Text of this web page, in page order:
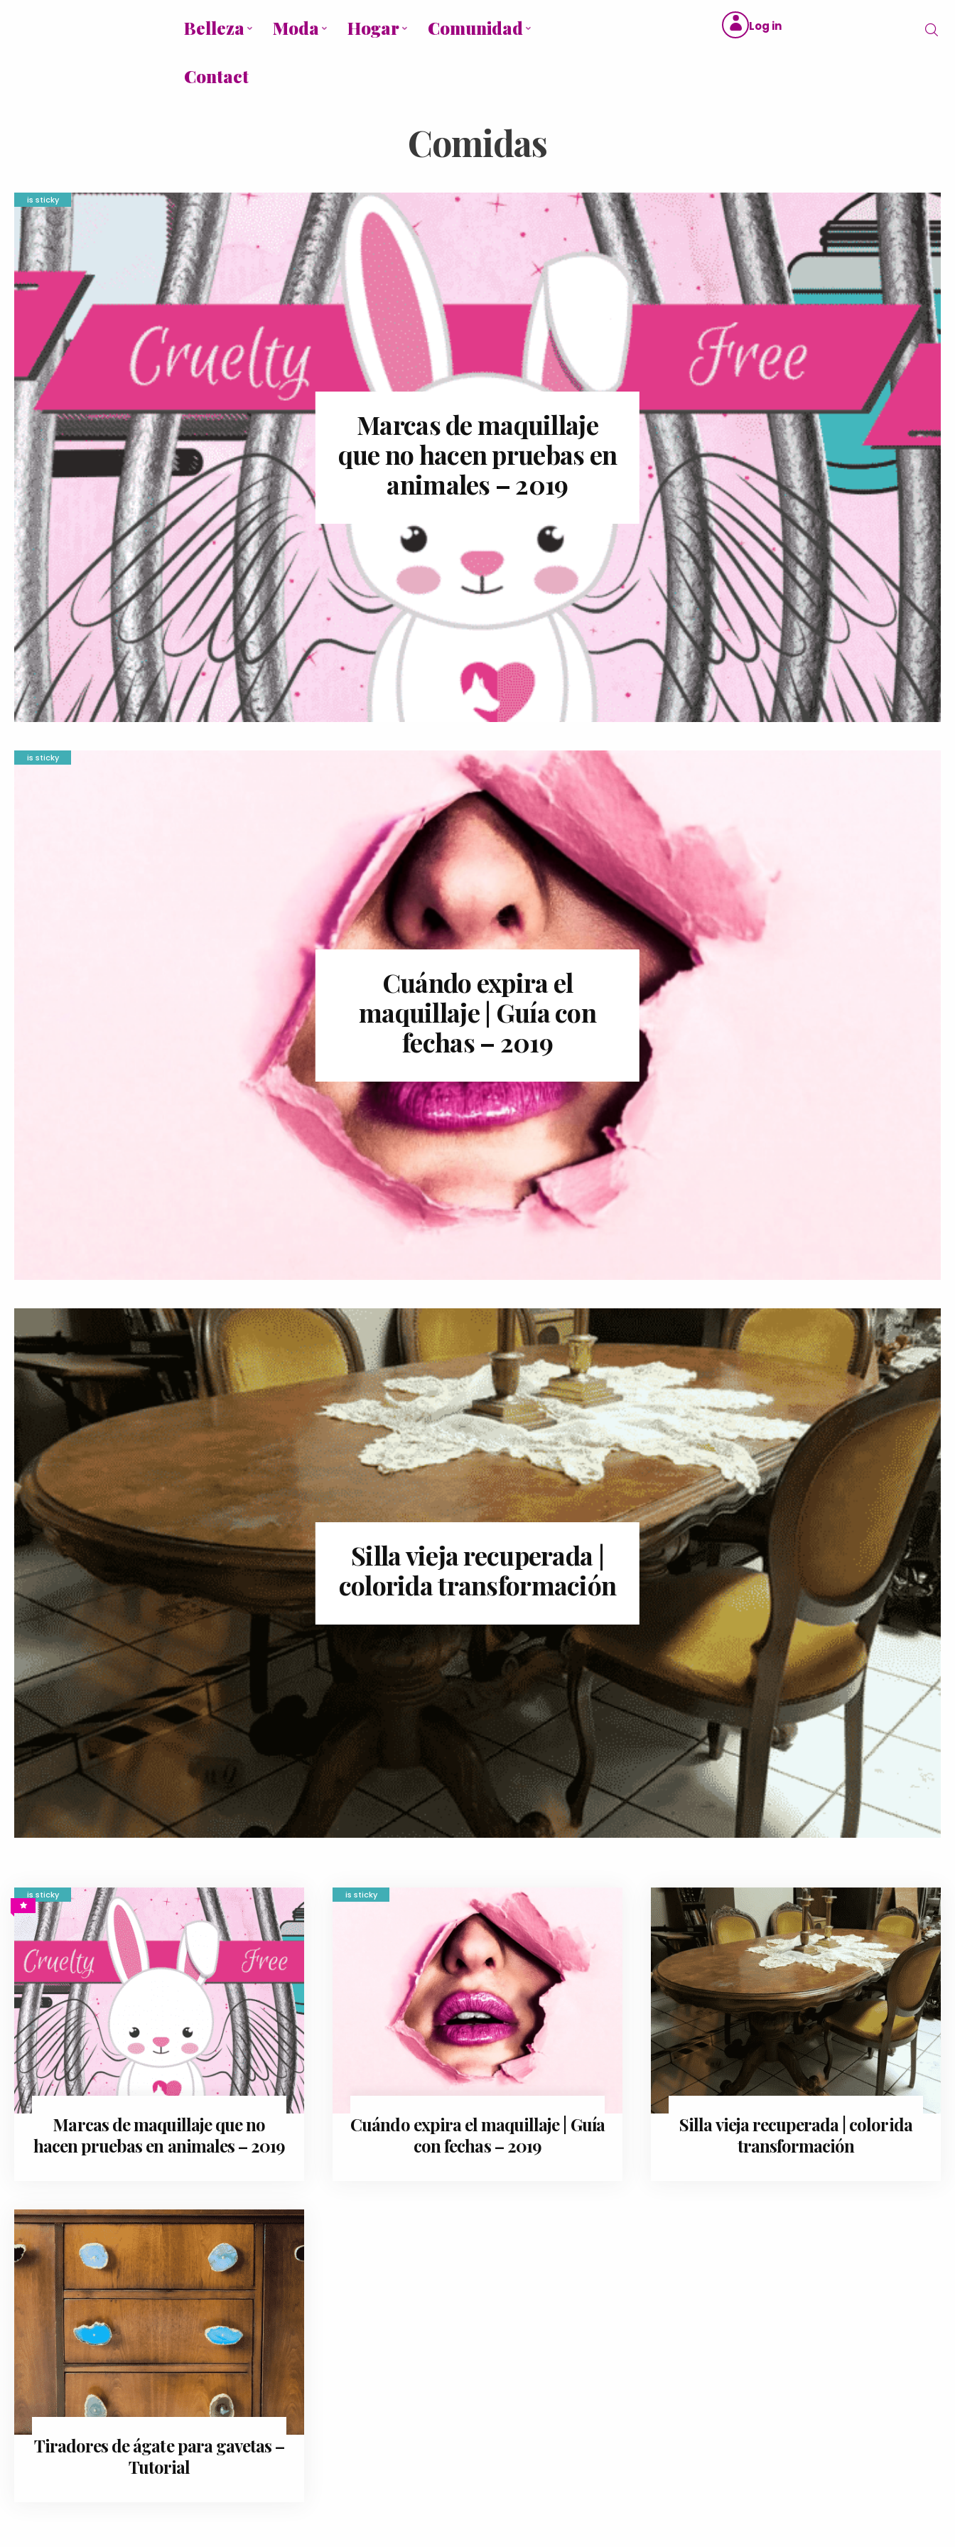
Belleza Moda Hogar Comunidad
Contact
Log in
Comidas
Marcas de maquillaje
que no hacen pruebas en
animales – 2019
is sticky
Cuándo expira el
maquillaje | Guía con
fechas – 2019
is sticky
Silla vieja recuperada |
colorida transformación
diciembre 30, 2018
is sticky
Marcas de maquillaje que no
hacen pruebas en animales – 2019
marzo 28, 2018
is sticky
Cuándo expira el maquillaje | Guía
con fechas – 2019
marzo 5, 2019
Silla vieja recuperada | colorida
transformación
febrero 14, 2019
Tiradores de ágate para gavetas –
Tutorial